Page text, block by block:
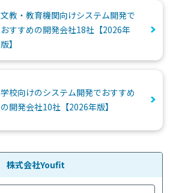
文教・教育機関向けシステム開発で
おすすめの開発会社18社【2026年
版】
学校向けのシステム開発でおすすめ
の開発会社10社【2026年版】
株式会社Youfit